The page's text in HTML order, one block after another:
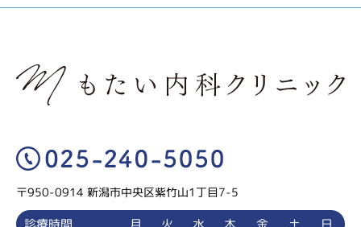
〒950-0914 新潟市中央区紫竹山1丁目7-5